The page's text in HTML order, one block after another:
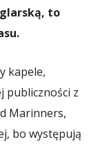
to
kapele,
publiczności z
Marinners,
bo występują